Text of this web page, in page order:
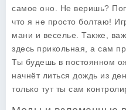
самое оно. Не веришь?
что я не просто болтаю!
мани и веселье. Также,
здесь прикольная, а сам
Ты будешь в постоянном
начнёт литься дождь из
только тут ты сам